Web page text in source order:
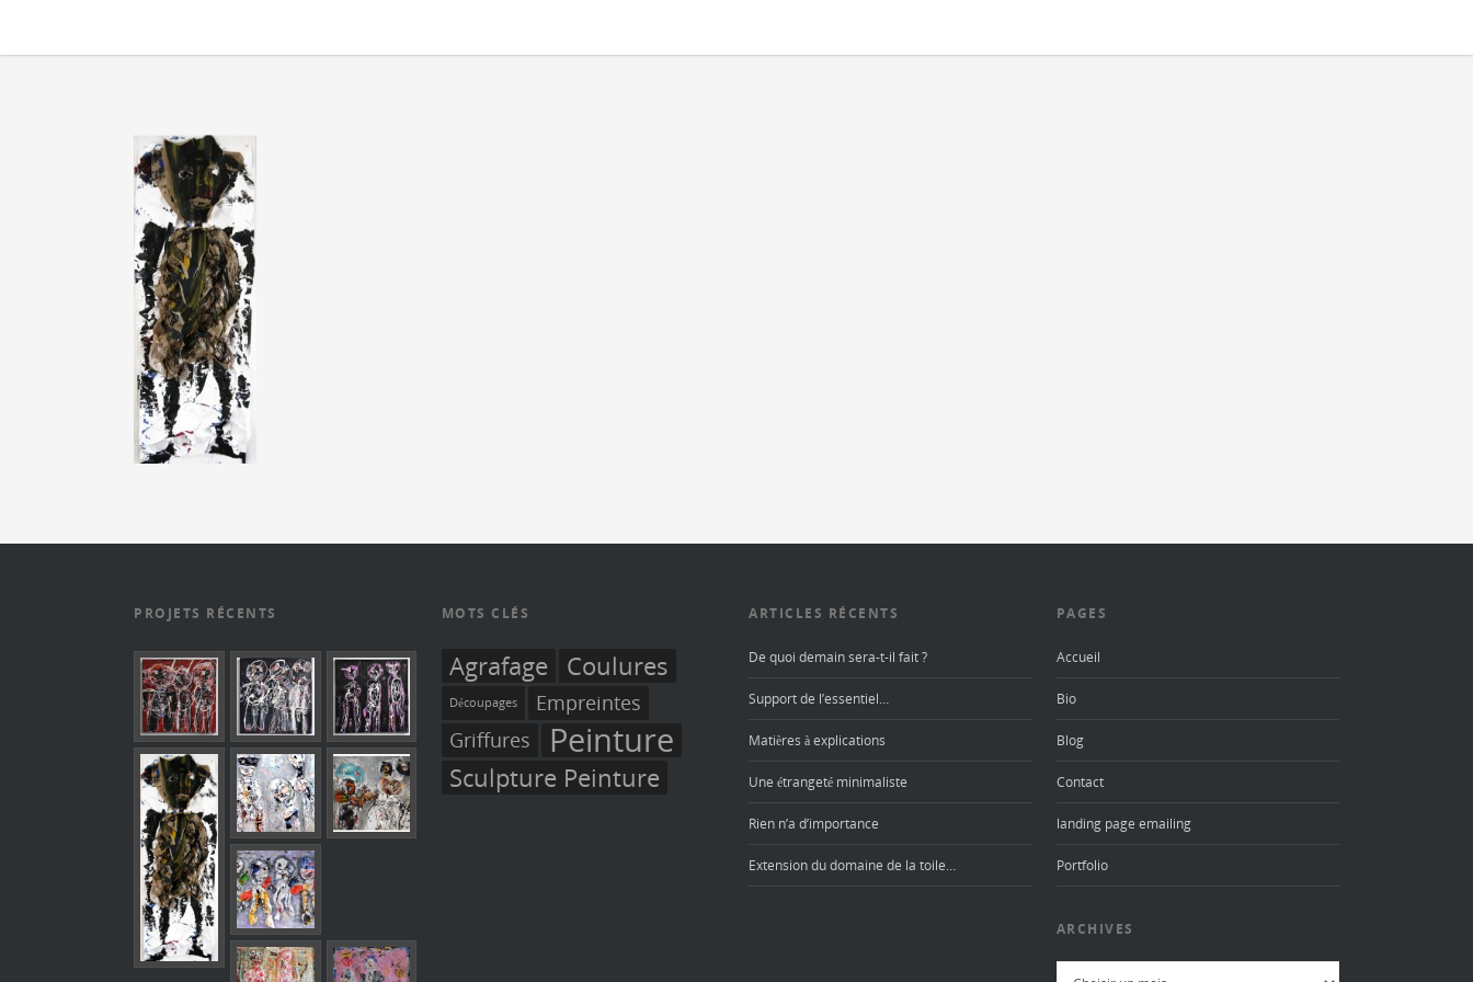
PROJETS RÉCENTS MOTS CLÉS
Agrafage Coulures
Découpages
Empreintes
Griffures
Peinture
Sculpture Peinture
ARTICLES RÉCENTS
De quoi demain sera-t-il fait ?
Support de l’essentiel…
Matières à explications
Une étrangeté minimaliste
Rien n’a d’importance
Extension du domaine de la toile…
PAGES
Accueil
Bio
Blog
Contact
landing page emailing
Portfolio
ARCHIVES